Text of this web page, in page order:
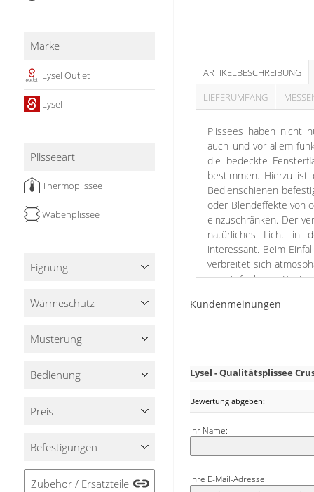
Panneaux
Marke
Lysel Outlet
Lysel
Plisseeart
Thermoplissee
Wabenplissee
Eignung
Wärme­schutz
Musterung
Bedienung
Preis
Befestigungen
Zubehör / Ersatzteile
ARTIKELBESCHREIBUNG
LIEFERUMFANG
Plissees haben nicht
auch und vor allem
die bedeckte
bestimmen. Hierzu ist
Bedienschienen
oder Blendeffekte von
einzuschränken. Der
natürliches Licht in
interessant. Beim
verbreitet sich
ein stufenloses
Sie das Plissee nicht
Diese Variante des
aufgeräumt wie
kombinierbar.
Kundenmeinungen
Lysel - Qualitätsplissee
Bewertung abgeben:
Ihr Name:
Ihre E-Mail-Adresse: